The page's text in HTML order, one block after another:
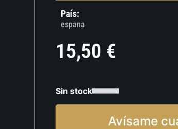
País:
espana
15,50 €
Sin stock
Avísame